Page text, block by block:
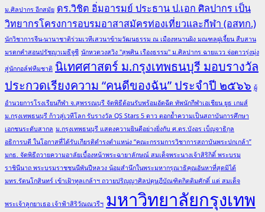
ม.ศิลปากร อีกสมัย ดร.วิชิต อิ่มอารมย์ ประธาน ป.เอก ศิลปากร เป็น
วิทยากรโครงการอบรมอาสาสมัครท่องเที่ยวและกีฬา (อสทก.)
นักวิชาการจีน-นานาชาติร่วมเวทีเสวนาข้ามวัฒนธรรม ณ เมืองหนานผิง มณฑลฝูเจี้ยน สืบสาน
มรดกคำสอนปรัชญาเมธีจูซี นักหวดวงสวิง "สุพศิน เรืองธรรม" ม.ศิลปากร ฉายแวว จ่อดาวรุ่งมุ่ง
สู่นักกอล์ฟทีมชาติ นิเทศศาสตร์ ม.กรุงเทพธนบุรี มอบรางวัล
ประกวดเรียงความ “คนดีของฉัน” ประจำปี ๒๕๖๖ ผู้
อำนวยการโรงเรียนกีฬา จ.สุพรรณบุรี จัดพิธีต้อนรับพร้อมอัดฉีด ทัพนักกีฬาเอเชียน ยูธ เกมส์
ม.กรุงเทพธนบุรี ก้าวสู่เวทีโลก รับรางวัล QS Stars 5 ดาว ตอกย้ำความเป็นสถาบันการศึกษา
เอกชนระดับสากล ม.กรุงเทพธนบุรี แสดงความยินดีอย่างยิ่งกับ ศ.ดร.บังอร เบ็ญจาธิกุล
อธิการบดี ในโอกาสที่ได้รับเกียรติดำรงตำแหน่ง “คณะกรรมการวิชาการสถาบันพระปกเกล้า”
มกธ. จัดพิธีถวายความอาลัยเบื้องหน้าพระฉายาลักษณ์ สมเด็จพระนางเจ้าสิริกิติ์ พระบรม
ราชินีนาถ พระบรมราชชนนีพันปีหลวง น้อมสำนึกในพระมหากรุณาธิคุณอันหาที่สุดมิได้
มทร.รัตนโกสินทร์ เข้าเฝ้าทูลเกล้าฯ ถวายปริญญาศิลปดุษฎีบัณฑิตกิตติมศักดิ์ แด่ สมเด็จ
พระเจ้าลูกยาเธอ เจ้าฟ้าสิริวัณณวรีฯ มหาวิทยาลัยกรุงเทพ